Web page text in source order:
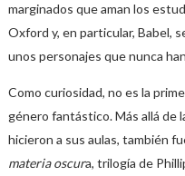
marginados que aman los
Oxford y, en particular, Babel,
unos personajes que nunca
Como curiosidad, no es la
género fantástico. Más allá de
hicieron a sus aulas, también
materia oscura, trilogía de